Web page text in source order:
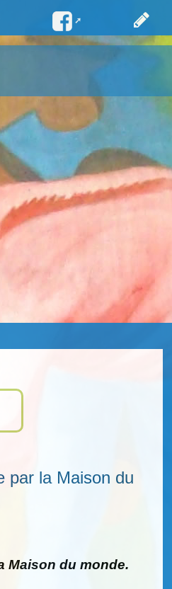
par la Maison du
Maison du monde.